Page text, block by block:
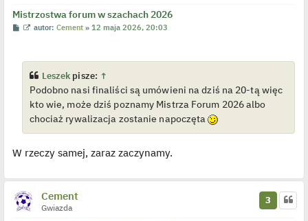
Mistrzostwa forum w szachach 2026
P
W
i
e
t
l
o
j
e
d
n
y
o
autor:Cement »12 maja 2026, 20:03
Leszek pisze: ↑
Podobno nasi finaliści są umówieni na dziś na 20-tą więc
kto wie, może dziś poznamy Mistrza Forum 2026 albo
chociaż rywalizacja zostanie napoczęta
W rzeczy samej, zaraz zaczynamy.
Cement
Gwiazda
3